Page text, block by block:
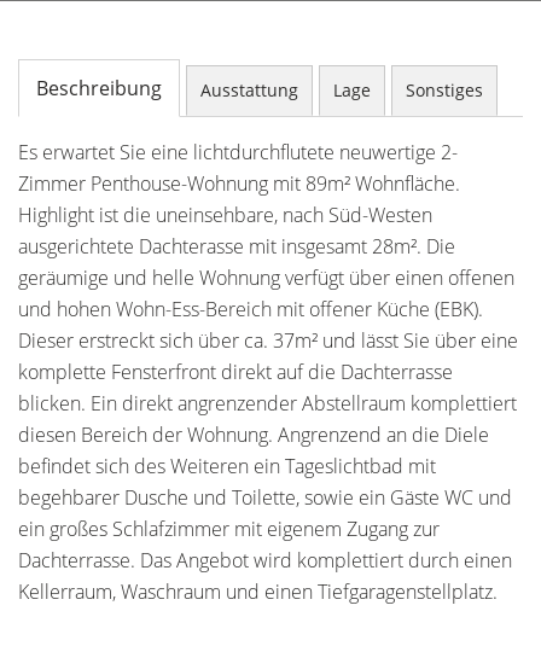
Beschreibung Ausstattung Lage Sonstiges
Es erwartet Sie eine lichtdurchflutete neuwertige 2-
Zimmer Penthouse-Wohnung mit 89m² Wohnfläche.
Highlight ist die uneinsehbare, nach Süd-Westen
ausgerichtete Dachterasse mit insgesamt 28m². Die
geräumige und helle Wohnung verfügt über einen offenen
und hohen Wohn-Ess-Bereich mit offener Küche (EBK).
Dieser erstreckt sich über ca. 37m² und lässt Sie über eine
komplette Fensterfront direkt auf die Dachterrasse
blicken. Ein direkt angrenzender Abstellraum komplettiert
diesen Bereich der Wohnung. Angrenzend an die Diele
befindet sich des Weiteren ein Tageslichtbad mit
begehbarer Dusche und Toilette, sowie ein Gäste WC und
ein großes Schlafzimmer mit eigenem Zugang zur
Dachterrasse. Das Angebot wird komplettiert durch einen
Kellerraum, Waschraum und einen Tiefgaragenstellplatz.